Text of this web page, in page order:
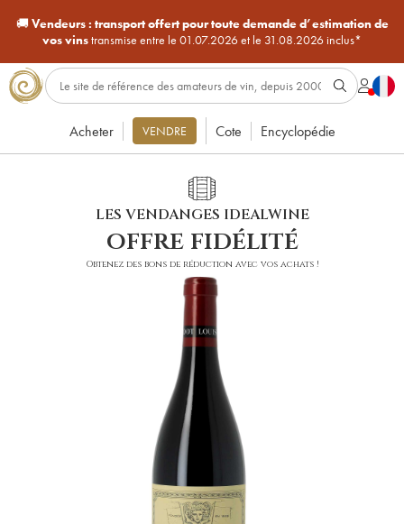
🚚Vendeurs : transport offert pour toute demande d’estimation de
vos vinstransmise entre le 01.07.2026 et le 31.08.2026 inclus*
Acheter VENDRE Cote Encyclopédie
LES VENDANGES IDEALWINE
offre fidélité
Obtenez des bons de réduction avec vos achats !